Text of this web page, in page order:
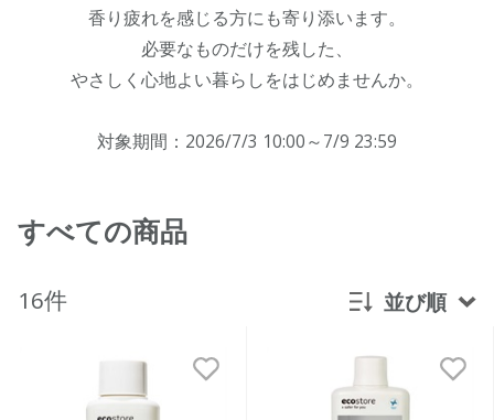
香り疲れを感じる方にも寄り添います。
必要なものだけを残した、
やさしく心地よい暮らしをはじめませんか。
対象期間：2026/7/3 10:00～7/9 23:59
すべての商品
16件 並び順
発売日順